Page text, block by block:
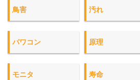
鳥害 汚れ
パワコン 原理
モニタ 寿命